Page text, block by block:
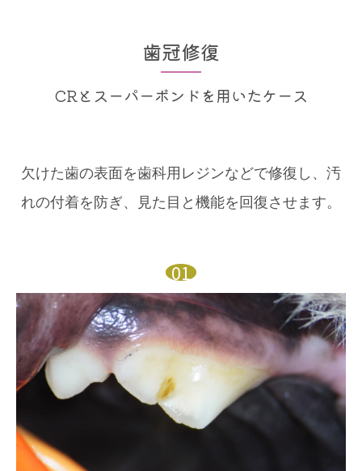
歯冠修復
CRとスーパーボンドを用いたケース
欠けた歯の表面を歯科用レジンなどで修復し、汚
れの付着を防ぎ、見た目と機能を回復させます。